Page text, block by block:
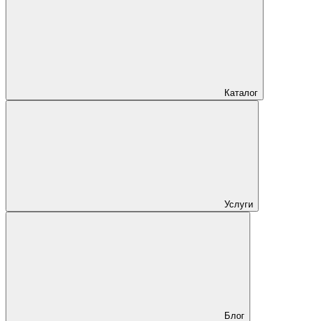
Каталог
Услуги
Блог